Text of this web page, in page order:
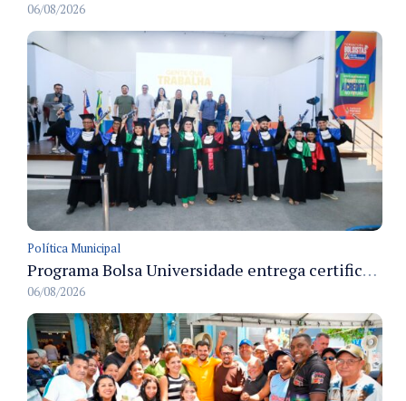
06/08/2026
Política Municipal
Programa Bolsa Universidade entrega certificados a formandos em Manaus na sede do Executivo municipal
06/08/2026